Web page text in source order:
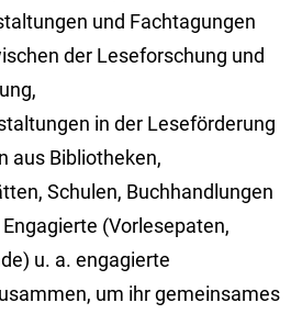
und Fachtagungen
der Leseforschung und
in der Leseförderung
aus Bibliotheken,
Schulen, Buchhandlungen
(Vorlesepaten,
u. a. engagierte
um ihr gemeinsames